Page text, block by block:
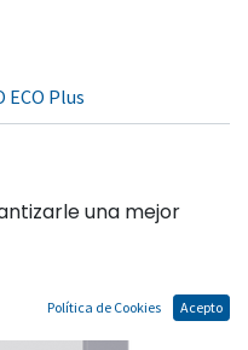
ECO Plus
una mejor
Política de Cookies Acepto